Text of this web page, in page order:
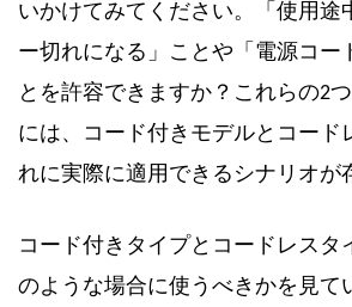
いかけてみてください。「使用途
ー切れになる」ことや「電源コー
とを許容できますか？これらの2
には、コード付きモデルとコード
れに実際に適用できるシナリオが
コード付きタイプとコードレスタ
のような場合に使うべきかを見て